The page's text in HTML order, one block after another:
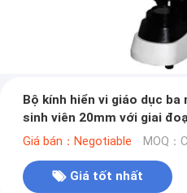
Bộ kính hiển vi giáo dục ba
sinh viên 20mm với giai
Giá bán：Negotiable MOQ
Giá tốt nhất